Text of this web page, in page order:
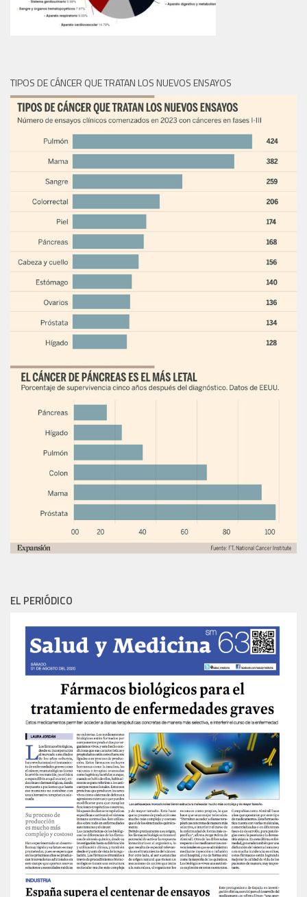
TIPOS DE CÁNCER QUE TRATAN LOS NUEVOS ENSAYOS
EL PERIÓDICO